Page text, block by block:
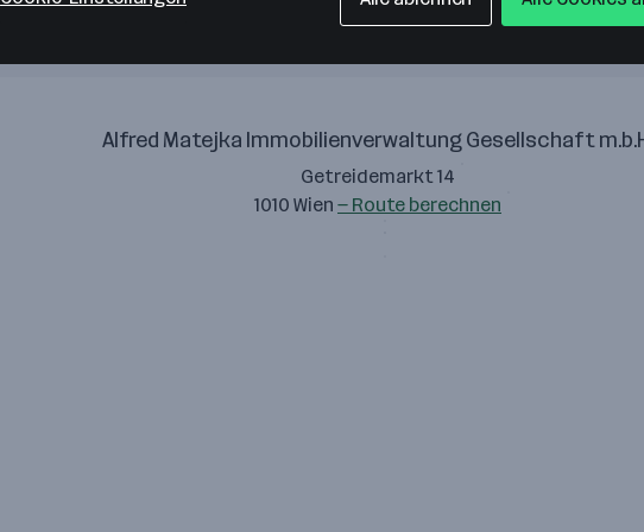
Alfred Matejka Immobilienverwaltung Gesellschaft
Getreidemarkt 14
1010 Wien — Route berechnen